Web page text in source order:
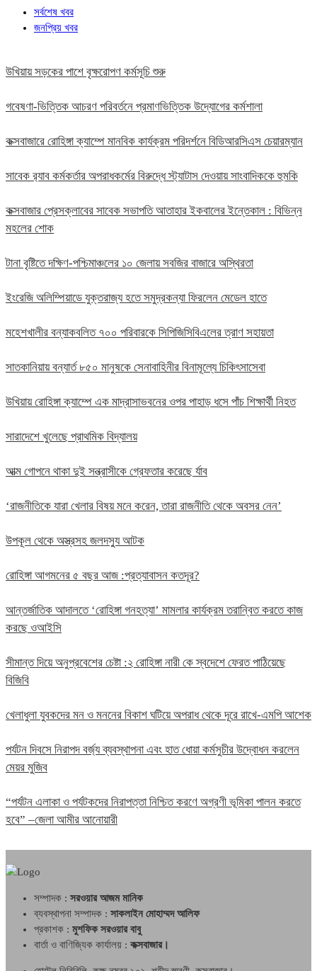
সর্বশেষ খবর
জনপ্রিয় খবর
উখিয়ায় সড়কের পাশে বৃক্ষরোপণ কর্মসূচি শুরু
গবেষণা-ভিত্তিক আচরণ পরিবর্তনে প্রমাণভিত্তিক উদ্যোগের কর্মশালা
কক্সবাজারে রোহিঙ্গা ক্যাম্পে মানবিক কার্যক্রম পরিদর্শনে বিডিআরসিএস চেয়ারম্যান
সাবেক র‍্যাব কর্মকর্তার অপরাধকর্মের বিরুদ্ধে স্ট্যাটাস দেওয়ায় সাংবাদিককে হুমকি
কক্সবাজার প্রেসক্লাবের সাবেক সভাপতি আতাহার ইকবালের ইন্তেকাল : বিভিন্ন
মহলের শোক
টানা বৃষ্টিতে দক্ষিণ-পশ্চিমাঞ্চলের ১০ জেলায় সবজির বাজারে অস্থিরতা
ইংরেজি অলিম্পিয়াডে যুক্তরাজ্য হতে সমুদ্রকন্যা ফিরলেন মেডেল হাতে
মহেশখালীর বন্যাকবলিত ৭০০ পরিবারকে সিপিজিসিবিএলের ত্রাণ সহায়তা
সাতকানিয়ায় বন্যার্ত ৮৫০ মানুষকে সেনাবাহিনীর বিনামূল্যে চিকিৎসাসেবা
উখিয়ায় রোহিঙ্গা ক্যাম্পে এক মাদ্রাসাভবনের ওপর পাহাড় ধসে পাঁচ শিক্ষার্থী নিহত
সারাদেশে খুলেছে প্রাথমিক বিদ্যালয়
আত্ম গোপনে থাকা দুই সন্ত্রাসীকে গ্রেফতার করেছে র্যাব
‘রাজনীতিকে যারা খেলার বিষয় মনে করেন, তারা রাজনীতি থেকে অবসর নেন’
উপকূল থেকে অস্ত্রসহ জলদস্যু আটক
রোহিঙ্গা আগমনের ৫ বছর আজ :প্রত্যাবাসন কতদূর?
আন্তর্জাতিক আদালতে ‘রোহিঙ্গা গনহত্যা’ মামলার কার্যক্রম তরান্বিত করতে কাজ
করছে ওআইসি
সীমান্ত দিয়ে অনুপ্রবেশের চেষ্টা :২ রোহিঙ্গা নারী কে স্বদেশে ফেরত পাঠিয়েছে
বিজিবি
খেলাধুলা যুবকদের মন ও মননের বিকাশ ঘটিয়ে অপরাধ থেকে দূরে রাখে-এমপি আশেক
পর্যটন দিবসে নিরাপদ বর্জ্য ব্যবস্থাপনা এবং হাত ধোয়া কর্মসুচীর উদ্বোধন করলেন
মেয়র মুজিব
“পর্যটন এলাকা ও পর্যটকদের নিরাপত্তা নিশ্চিত করণে অগ্রণী ভূমিকা পালন করতে
হবে” –জেলা আমীর আনোয়ারী
সম্পাদক : সরওয়ার আজম মানিক
ব্যবস্থাপনা সম্পাদক : সাকলাইন মোহাম্মদ আলিফ
প্রকাশক : মুশফিক সরওয়ার বাবু
বার্তা ও বাণিজ্যিক কার্যালয় : কক্সবাজার।